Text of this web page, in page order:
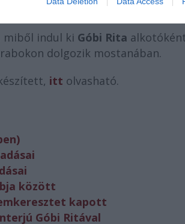
miből indul ki Góbi Rita
dolgozik mostanában.
itt olvasható.
között
kapott
Góbi Ritával